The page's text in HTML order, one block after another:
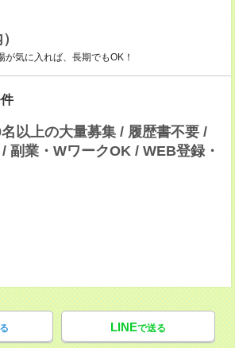
気に入れば、長期でもOK！
以上の大量募集 / 履歴書不要 /
副業・WワークOK / WEB登録・
LINEで送る